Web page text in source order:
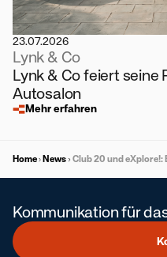
23.07.2026
Lynk & Co
Lynk & Co feiert seine
Autosalon
Mehr erfahren
Home News
Kommunikation für